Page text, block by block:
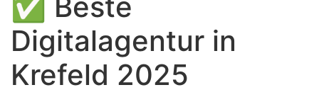
Digitalagentur in
Krefeld 2025